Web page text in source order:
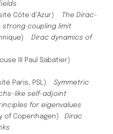
Côte d’Azur)
The Dirac-
strong coupling limit
Dirac dynamics of
III Paul Sabatier)
Paris, PSL) Symmetric
like self-adjoint
for eigenvalues
of Copenhagen) Dirac